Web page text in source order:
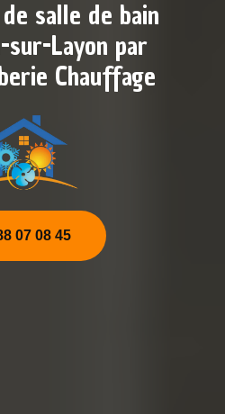
salle de bain
sur-Layon par
Chauffage
07 08 45